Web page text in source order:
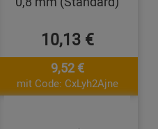
10,13 €
9,52 €
mit Code: CxLyh2Ajne